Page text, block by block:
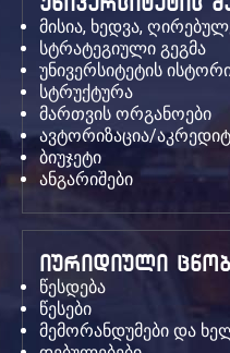
მისია, ხედვა,
სტრატეგიული გეგმა
უნივერსიტეტის
სტრუქტურა
მართვის ორგანოები
ავტორიზაცია/
ბიუჯეტი
ანგარიშები
იურიდიული
წესდება
წესები
მემორანდუმები და